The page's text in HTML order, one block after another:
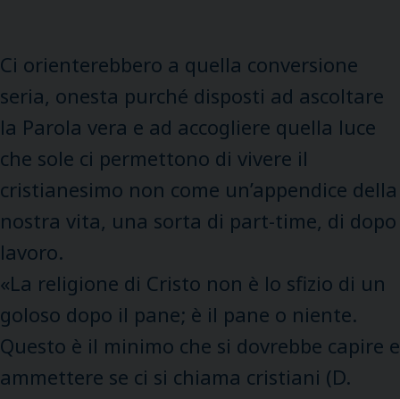
Ci orienterebbero a quella conversione
seria, onesta purché disposti ad ascoltare
la Parola vera e ad accogliere quella luce
che sole ci permettono di vivere il
cristianesimo non come un’appendice della
nostra vita, una sorta di part-time, di dopo
lavoro.
«La religione di Cristo non è lo sfizio di un
goloso dopo il pane; è il pane o niente.
Questo è il minimo che si dovrebbe capire e
ammettere se ci si chiama cristiani (D.